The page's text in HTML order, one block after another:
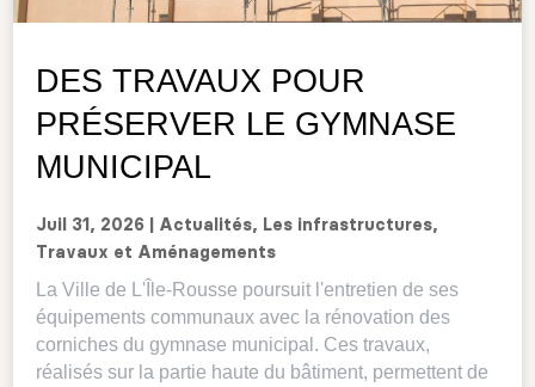
DES TRAVAUX POUR
PRÉSERVER LE GYMNASE
MUNICIPAL
Juil 31, 2026 Actualités, Les infrastructures,
Travaux et Aménagements
La Ville de L'Île-Rousse poursuit l'entretien de ses
équipements communaux avec la rénovation des
corniches du gymnase municipal. Ces travaux,
réalisés sur la partie haute du bâtiment, permettent de